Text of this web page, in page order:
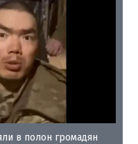
в полон громадян